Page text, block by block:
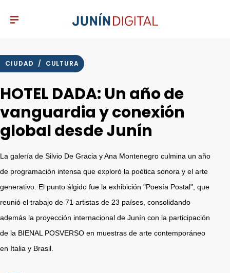
CIUDAD / CULTURA
HOTEL DADA: Un año de
vanguardia y conexión
global desde Junín
La galería de Silvio De Gracia y Ana Montenegro culmina un año
de programación intensa que exploró la poética sonora y el arte
generativo. El punto álgido fue la exhibición "Poesía Postal", que
reunió el trabajo de 71 artistas de 23 países, consolidando
además la proyección internacional de Junín con la participación
de la BIENAL POSVERSO en muestras de arte contemporáneo
en Italia y Brasil.